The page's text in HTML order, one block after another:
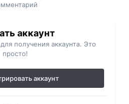
аккаунт
получения аккаунта. Это
просто!
аккаунт